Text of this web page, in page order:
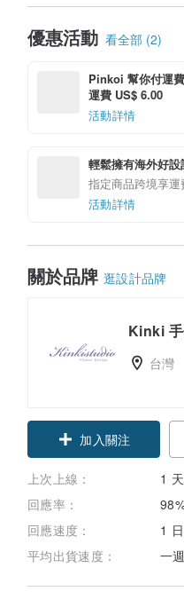
優惠活動 看全部 (2)
Pinkoi 幫你付運
運費 US$ 6.00
活動詳情
輕鬆擁有海外好設
指定商品跨境享
活動詳情
關於品牌 逛設計品牌
Kinki
台灣
加入關注
上次上線：
1
回應率：
回應速度：
1
平均出貨速度：
一